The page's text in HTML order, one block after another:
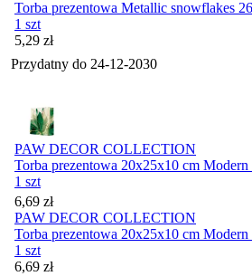
Torba prezentowa Metallic snowflakes
1 szt
Cena
5,29 zł
Przydatny do 24-12-2030
PAW DECOR COLLECTION
Torba prezentowa 20x25x10 cm
1 szt
Cena
6,69 zł
PAW DECOR COLLECTION
Torba prezentowa 20x25x10 cm
1 szt
Cena
6,69 zł